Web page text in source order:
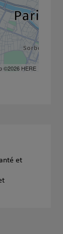
©2026 HERE
et